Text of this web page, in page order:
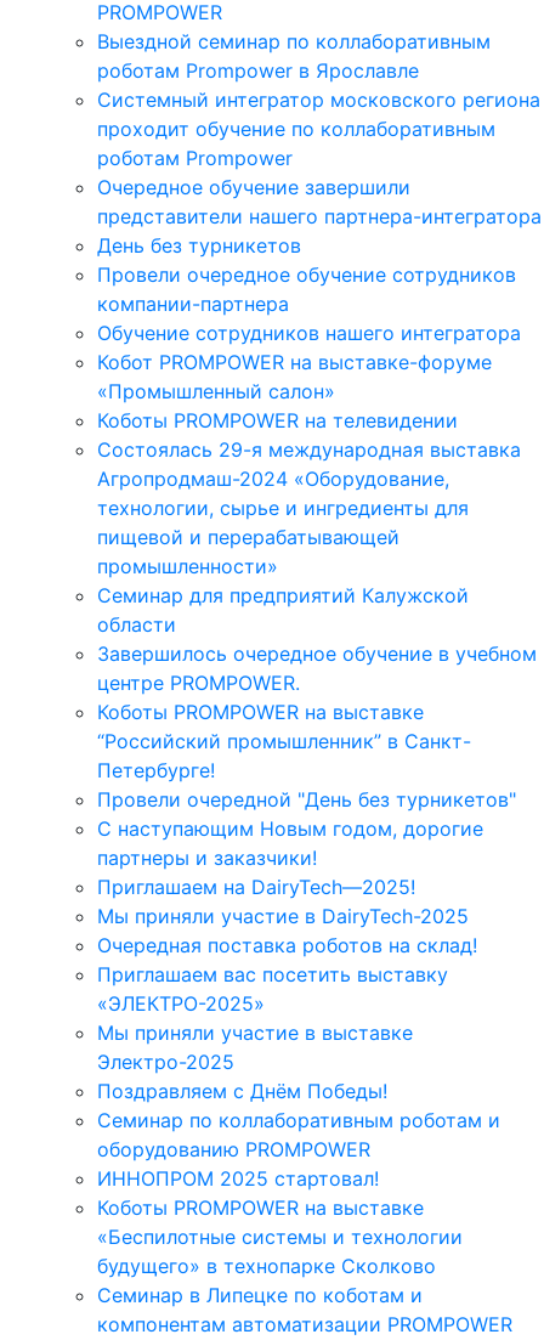
PROMPOWER
Выездной семинар по коллаборативным
роботам Prompower в Ярославле
Системный интегратор московского региона
проходит обучение по коллаборативным
роботам Prompower
Очередное обучение завершили
представители нашего партнера-интегратора
День без турникетов
Провели очередное обучение сотрудников
компании-партнера
Обучение сотрудников нашего интегратора
Кобот PROMPOWER на выставке-форуме
«Промышленный салон»
Коботы PROMPOWER на телевидении
Состоялась 29-я международная выставка
Агропродмаш-2024 «Оборудование,
технологии, сырье и ингредиенты для
пищевой и перерабатывающей
промышленности»
Семинар для предприятий Калужской
области
Завершилось очередное обучение в учебном
центре PROMPOWER.
Коботы PROMPOWER на выставке
“Российский промышленник” в Санкт-
Петербурге!
Провели очередной "День без турникетов"
С наступающим Новым годом, дорогие
партнеры и заказчики!
Приглашаем на DairyTech—2025!
Мы приняли участие в DairyTech-2025
Очередная поставка роботов на склад!
Приглашаем вас посетить выставку
«ЭЛЕКТРО-2025»
Мы приняли участие в выставке
Электро-2025
Поздравляем с Днём Победы!
Семинар по коллаборативным роботам и
оборудованию PROMPOWER
ИННОПРОМ 2025 стартовал!
Коботы PROMPOWER на выставке
«Беспилотные системы и технологии
будущего» в технопарке Сколково
Семинар в Липецке по коботам и
компонентам автоматизации PROMPOWER